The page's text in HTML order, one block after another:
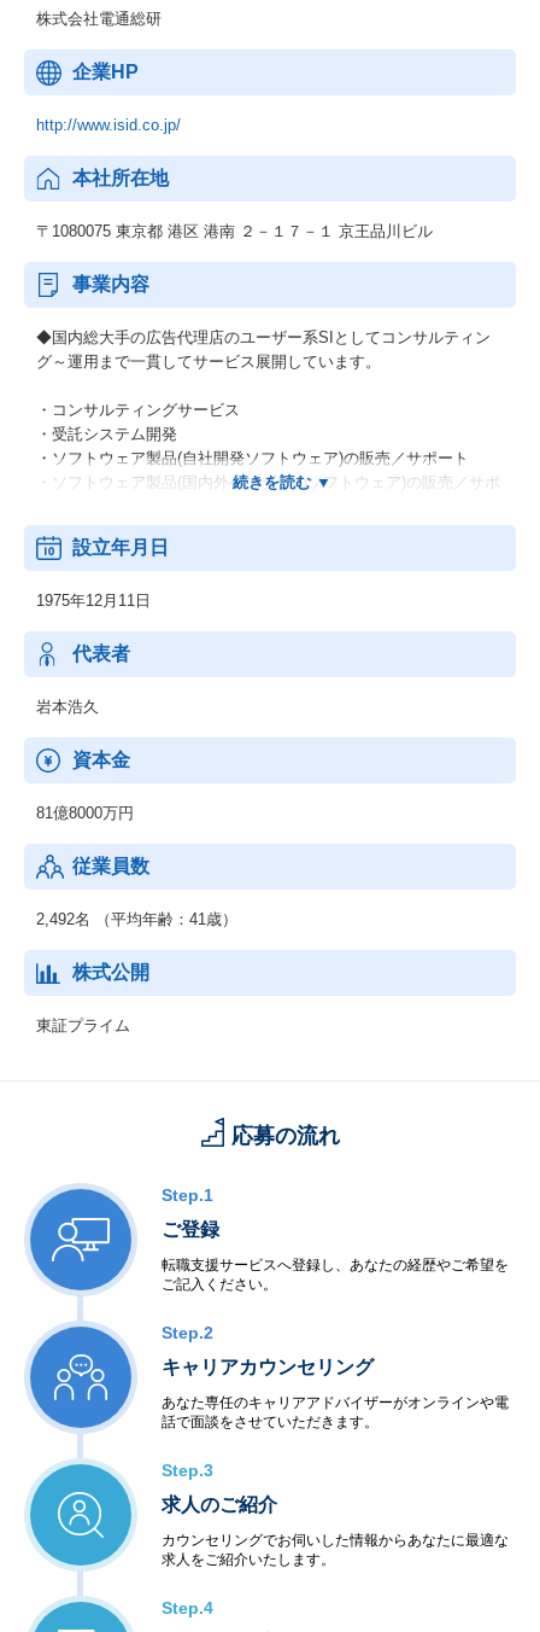
株式会社電通総研
企業HP
http://www.isid.co.jp/
本社所在地
〒1080075 東京都 港区 港南 ２－１７－１ 京王品川ビル
事業内容
◆国内総大手の広告代理店のユーザー系SIとしてコンサルティン
グ～運用まで一貫してサービス展開しています。
・コンサルティングサービス
・受託システム開発
・ソフトウェア製品(自社開発ソフトウェア)の販売／サポート
・ソフトウェア製品(国内外ベンダーのソフトウェア)の販売／サポ
・アウトソーシング・運用保守サービス
・情報機器販売・その他
設立年月日
1975年12月11日
代表者
岩本浩久
資本金
81億8000万円
従業員数
2,492名 （平均年齢：41歳）
株式公開
東証プライム
応募の流れ
Step.1
ご登録
転職支援サービスへ登録し、あなたの経歴やご希望を
ご記入ください。
Step.2
キャリアカウンセリング
あなた専任のキャリアアドバイザーがオンラインや電
話で面談をさせていただきます。
Step.3
求人のご紹介
カウンセリングでお伺いした情報からあなたに最適な
求人をご紹介いたします。
Step.4